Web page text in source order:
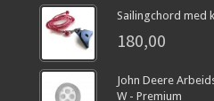
Sailingchord med
180,00
John Deere
W - Premium